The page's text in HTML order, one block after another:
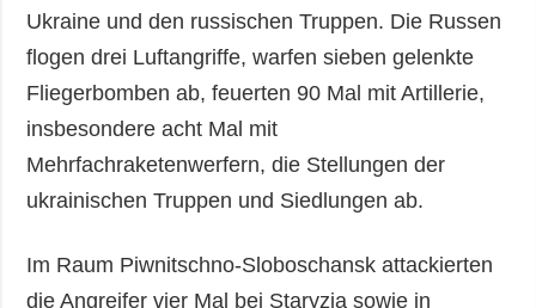
Ukraine und den russischen Truppen. Die Russen
flogen drei Luftangriffe, warfen sieben gelenkte
Fliegerbomben ab, feuerten 90 Mal mit Artillerie,
insbesondere acht Mal mit
Mehrfachraketenwerfern, die Stellungen der
ukrainischen Truppen und Siedlungen ab.
Im Raum Piwnitschno-Sloboschansk attackierten
die Angreifer vier Mal bei Staryzja sowie in